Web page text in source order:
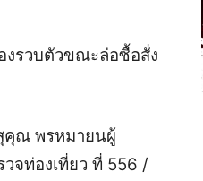
องรวบตัวขณะล่อซื้อสั่ง
คุณ พรหมายนผู้
จท่องเที่ยว ที่ 556 /